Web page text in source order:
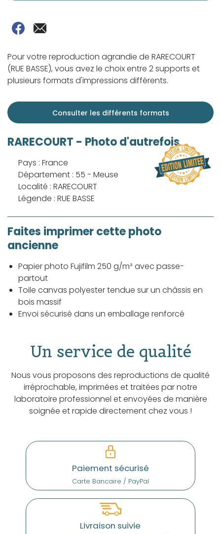
Pour votre reproduction agrandie de RARECOURT
(RUE BASSE), vous avez le choix entre 2 supports et
plusieurs formats d'impressions différents.
Consulter les différents formats
RARECOURT - Photo d'autrefois
Pays : France
Département : 55 - Meuse
Localité : RARECOURT
Légende : RUE BASSE
Faites imprimer cette photo
ancienne
Papier photo Fujifilm 250 g/m² avec passe-
partout
Toile canvas polyester tendue sur un châssis en
bois massif
Envoi sécurisé dans un emballage renforcé
Un service de qualité
Nous vous proposons des reproductions de qualité
irréprochable, imprimées et traitées par notre
laboratoire professionnel et envoyées de manière
soignée et rapide directement chez vous !
Paiement sécurisé
Carte Bancaire / PayPal
Livraison suivie